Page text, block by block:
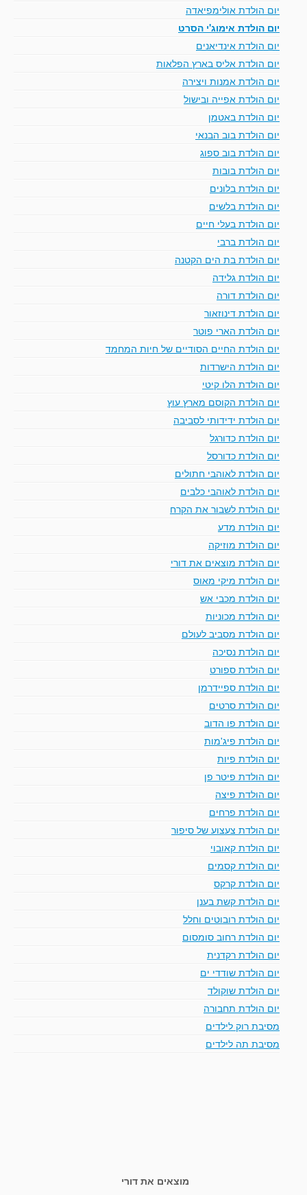
יום הולדת אולימפיאדה
יום הולדת אימוג'י הסרט
יום הולדת אינדיאנים
יום הולדת אליס בארץ הפלאות
יום הולדת אמנות ויצירה
יום הולדת אפייה ובישול
יום הולדת באטמן
יום הולדת בוב הבנאי
יום הולדת בוב ספוג
יום הולדת בובות
יום הולדת בלונים
יום הולדת בלשים
יום הולדת בעלי חיים
יום הולדת ברבי
יום הולדת בת הים הקטנה
יום הולדת גלידה
יום הולדת דורה
יום הולדת דינוזאור
יום הולדת הארי פוטר
יום הולדת החיים הסודיים של חיות המחמד
יום הולדת הישרדות
יום הולדת הלו קיטי
יום הולדת הקוסם מארץ עוץ
יום הולדת ידידותי לסביבה
יום הולדת כדורגל
יום הולדת כדורסל
יום הולדת לאוהבי חתולים
יום הולדת לאוהבי כלבים
יום הולדת לשבור את הקרח
יום הולדת מדע
יום הולדת מוזיקה
יום הולדת מוצאים את דורי
יום הולדת מיקי מאוס
יום הולדת מכבי אש
יום הולדת מכוניות
יום הולדת מסביב לעולם
יום הולדת נסיכה
יום הולדת ספורט
יום הולדת ספיידרמן
יום הולדת סרטים
יום הולדת פו הדוב
יום הולדת פיג'מות
יום הולדת פיות
יום הולדת פיטר פן
יום הולדת פיצה
יום הולדת פרחים
יום הולדת צעצוע של סיפור
יום הולדת קאובוי
יום הולדת קסמים
יום הולדת קרקס
יום הולדת קשת בענן
יום הולדת רובוטים וחלל
יום הולדת רחוב סומסום
יום הולדת רקדנית
יום הולדת שודדי ים
יום הולדת שוקולד
יום הולדת תחבורה
מסיבת רוק לילדים
מסיבת תה לילדים
מוצאים את דורי